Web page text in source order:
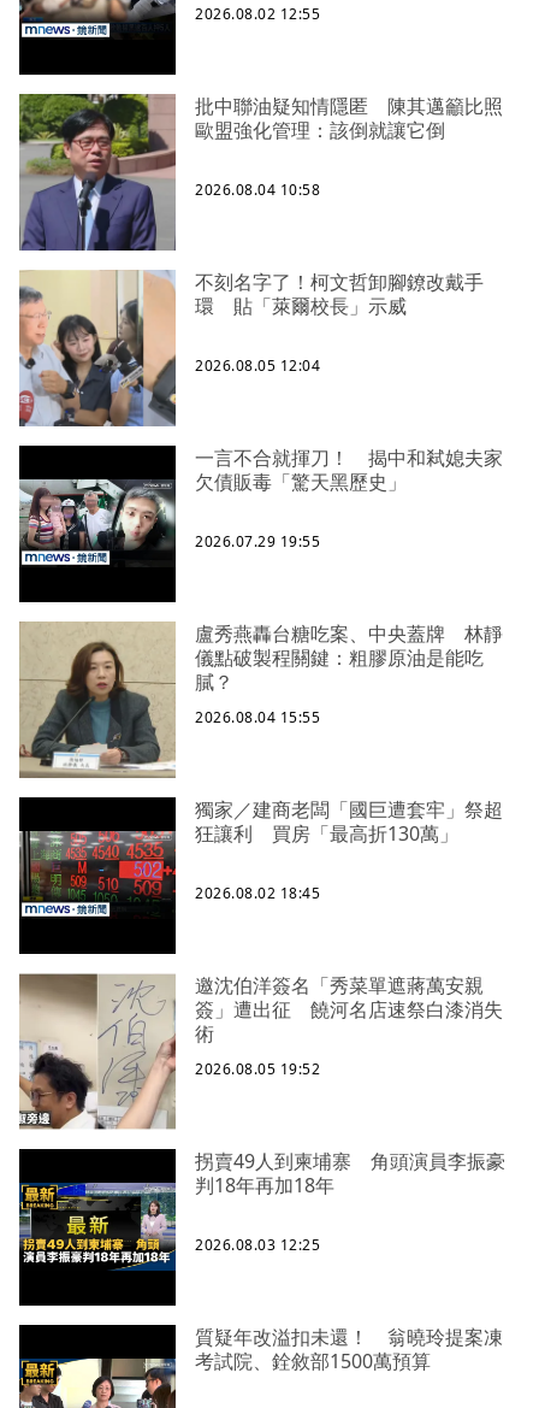
2026.08.02 12:55
批中聯油疑知情隱匿 陳其邁籲比照
歐盟強化管理：該倒就讓它倒
2026.08.04 10:58
不刻名字了！柯文哲卸腳鐐改戴手
環 貼「萊爾校長」示威
2026.08.05 12:04
一言不合就揮刀！ 揭中和弒媳夫家
欠債販毒「驚天黑歷史」
2026.07.29 19:55
盧秀燕轟台糖吃案、中央蓋牌 林靜
儀點破製程關鍵：粗膠原油是能吃
膩？
2026.08.04 15:55
獨家／建商老闆「國巨遭套牢」祭超
狂讓利 買房「最高折130萬」
2026.08.02 18:45
邀沈伯洋簽名「秀菜單遮蔣萬安親
簽」遭出征 饒河名店速祭白漆消失
術
2026.08.05 19:52
拐賣49人到柬埔寨 角頭演員李振豪
判18年再加18年
2026.08.03 12:25
質疑年改溢扣未還！ 翁曉玲提案凍
考試院、銓敘部1500萬預算